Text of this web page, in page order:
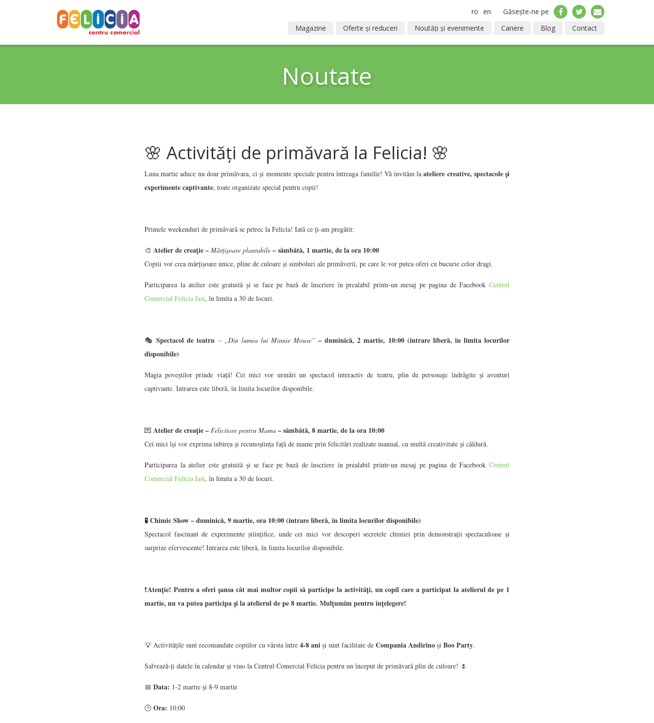
en
ro
Găsește-ne pe
Magazine
Oferte și reduceri Noutăți și evenimente Cariere Blog Contact
Noutate
🌸 Activități de primăvară la Felicia! 🌸
Luna martie aduce nu doar primăvara, ci și momente speciale pentru întreaga familie! Vă invităm laateliere creative, spectacole și
experimente captivante, toate organizate special pentru copii!
Primele weekenduri de primăvară se petrec la Felicia! Iată ce ți-am pregătit:
🎨 Atelier de creație – Mărțișoare plantabile – sâmbătă, 1 martie, de la ora 10:00
Copiii vor crea mărțișoare unice, pline de culoare și simboluri ale primăverii, pe care le vor putea oferi cu bucurie celor dragi.
Participarea la atelier este gratuită și se face pe bază de înscriere în prealabil printr-un mesaj pe pagina de Facebook Centrul
Comercial Felicia Iasi, în limita a 30 de locuri.
🎭Spectacol de teatru – „Din lumea lui Minnie Mouse” – duminică, 2 martie, 10:00 (intrare liberă, în limita locurilor
disponibile)
Magia poveștilor prinde viață! Cei mici vor urmări un spectacol interactiv de teatru, plin de personaje îndrăgite și aventuri
captivante. Intrarea este liberă, în limita locurilor disponibile.
💌 Atelier de creație – Felicitare pentru Mama – sâmbătă, 8 martie, de la ora 10:00
Cei mici își vor exprima iubirea și recunoștința față de mame prin felicitări realizate manual, cu multă creativitate și căldură.
Participarea la atelier este gratuită și se face pe bază de înscriere în prealabil printr-un mesaj pe pagina de Facebook Centrul
Comercial Felicia Iasi, în limita a 30 de locuri.
🧪 Chimic Show– duminică, 9 martie, ora 10:00 (intrare liberă, în limita locurilor disponibile)
Spectacol fascinant de experimente științifice, unde cei mici vor descoperi secretele chimiei prin demonstrații spectaculoase și
surprize efervescente! Intrarea este liberă, în limita locurilor disponibile.
❗Atenție! Pentru a oferi șansa cât mai multor copii să participe la activități, un copil care a participat la atelierul de pe 1
martie, nu va putea participa și la atelierul de pe 8 martie. Mulțumim pentru înțelegere!
💡 Activitățile sunt recomandate copiilor cu vârsta între 4-8 ani și sunt facilitate de Compania Andirino și Boo Party.
Salvează-ți datele în calendar și vino la Centrul Comercial Felicia pentru un început de primăvară plin de culoare! 🌷
📅 Data: 1-2 martie și 8-9 martie
🕒 Ora: 10:00